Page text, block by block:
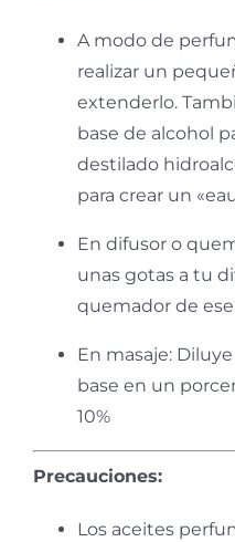
A modo de
realizar un
extenderlo.
base de alcohol
destilado
para crear un
En difusor o
unas gotas a tu
quemador de
En masaje:
base en un
10%
Precauciones:
Los aceites